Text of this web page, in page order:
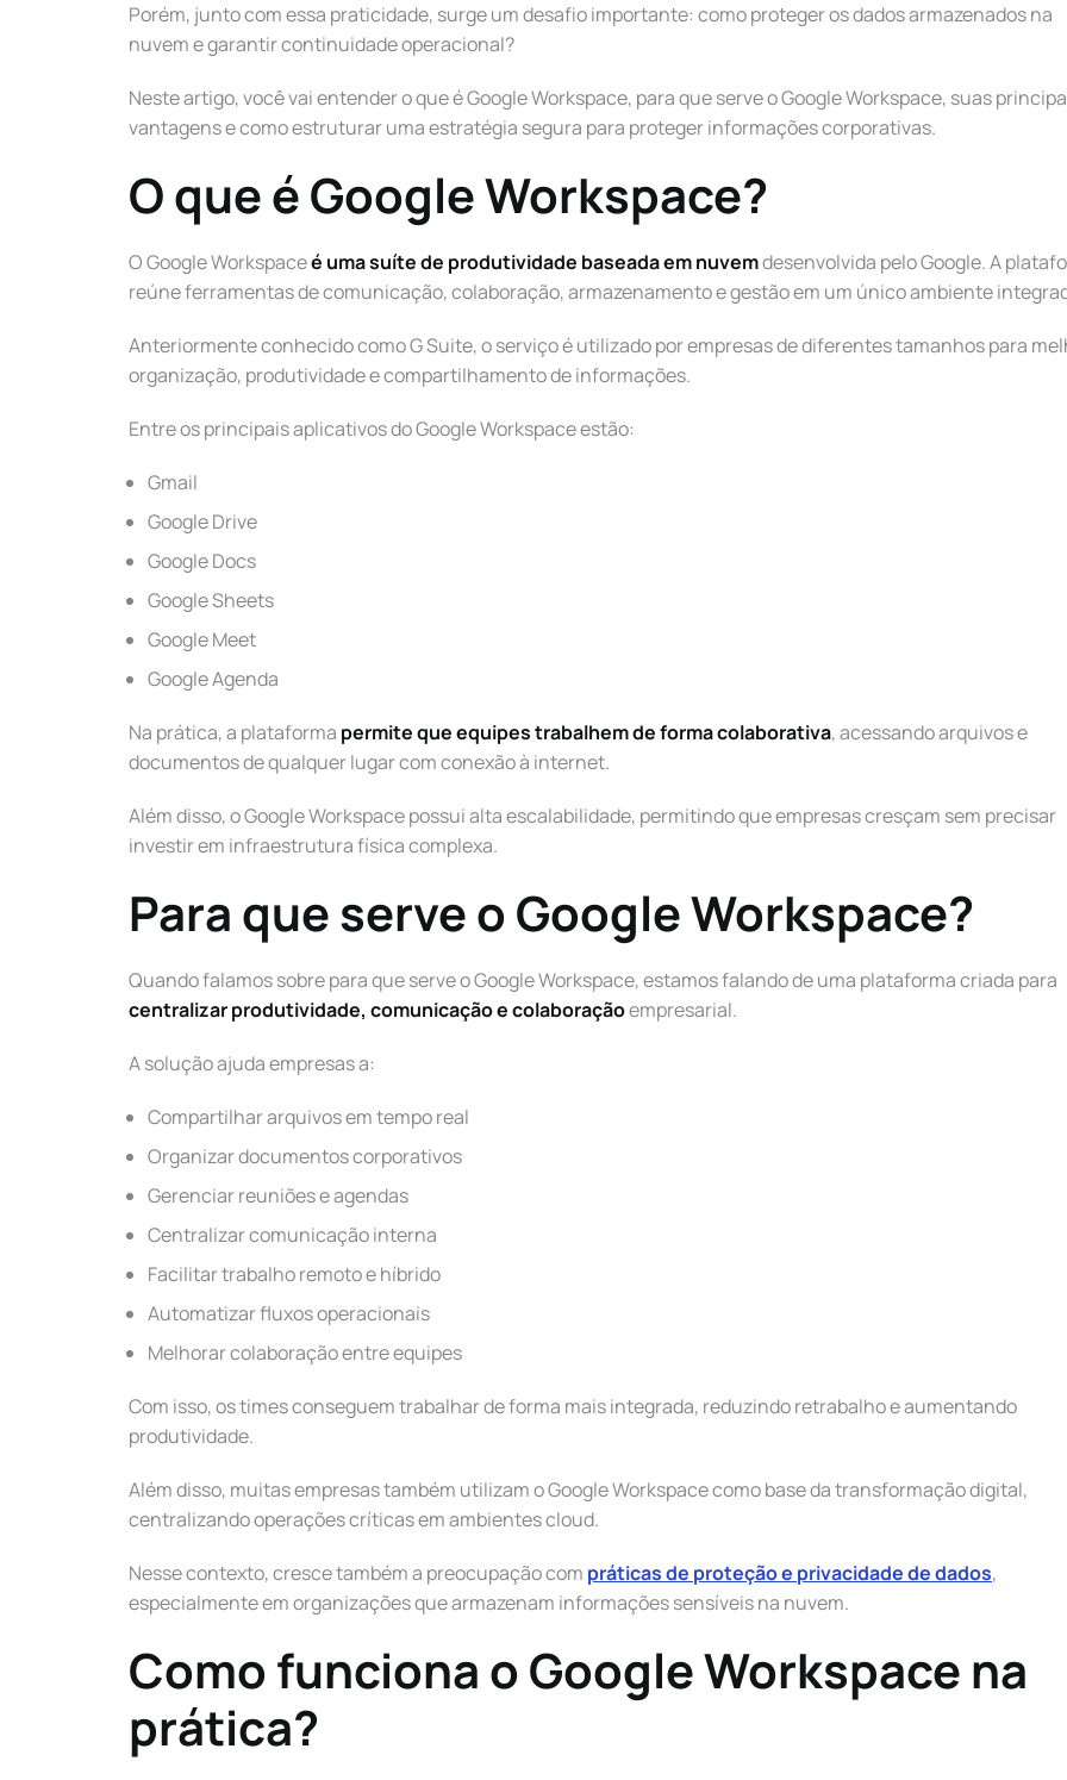
Porém, junto com essa praticidade, surge um desafio importante: como proteger os dados armazenados na
nuvem e garantir continuidade operacional?
Neste artigo, você vai entender o que é Google Workspace, para que serve o Google Workspace, suas
vantagens e como estruturar uma estratégia segura para proteger informações corporativas.
O que é Google Workspace?
O Google Workspaceé uma suíte de produtividade baseada em nuvemdesenvolvida pelo Google. A
reúne ferramentas de comunicação, colaboração, armazenamento e gestão em um único ambiente
Anteriormente conhecido como G Suite, o serviço é utilizado por empresas de diferentes tamanhos para
organização, produtividade e compartilhamento de informações.
Entre os principais aplicativos do Google Workspace estão:
Gmail
Google Drive
Google Docs
Google Sheets
Google Meet
Google Agenda
Na prática, a plataforma permite que equipes trabalhem de forma colaborativa, acessando arquivos e
documentos de qualquer lugar com conexão à internet.
Além disso, o Google Workspace possui alta escalabilidade, permitindo que empresas cresçam sem precisar
investir em infraestrutura física complexa.
Para que serve o Google Workspace?
Quando falamos sobre para que serve o Google Workspace, estamos falando de uma plataforma criada para
centralizar produtividade, comunicação e colaboraçãoempresarial.
A solução ajuda empresas a:
Compartilhar arquivos em tempo real
Organizar documentos corporativos
Gerenciar reuniões e agendas
Centralizar comunicação interna
Facilitar trabalho remoto e híbrido
Automatizar fluxos operacionais
Melhorar colaboração entre equipes
Com isso, os times conseguem trabalhar de forma mais integrada, reduzindo retrabalho e aumentando
produtividade.
Além disso, muitas empresas também utilizam o Google Workspace como base da transformação digital,
centralizando operações críticas em ambientes cloud.
Nesse contexto, cresce também a preocupação com práticas de proteção e privacidade de dados,
especialmente em organizações que armazenam informações sensíveis na nuvem.
Como funciona o Google Workspace na
prática?